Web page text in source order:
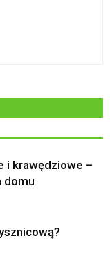
i krawędziowe –
domu